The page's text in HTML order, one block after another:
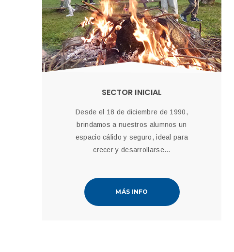
SECTOR INICIAL
Desde el 18 de diciembre de 1990,
brindamos a nuestros alumnos un
espacio cálido y seguro, ideal para
crecer y desarrollarse...
MÁS INFO